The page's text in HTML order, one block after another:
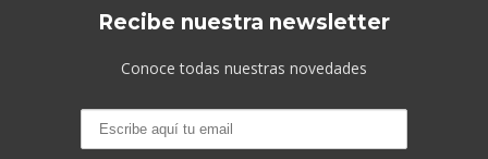
Recibe nuestra newsletter
Conoce todas nuestras novedades